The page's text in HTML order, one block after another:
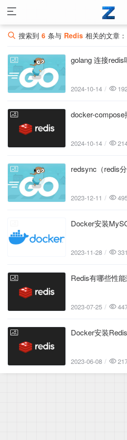
搜索到 6 条与 Redis 相关的文章：
2024-10-14
golang 连接redis
2024-10-14
2024-10-14
docker-
2024-10-14
2023-12-11
redsync（redis分
2023-12-11
2023-11-28
Docker安装
2023-11-28
2023-07-25
Redis有哪些性
2023-07-25
2023-06-08
Docker安装Redis
2023-06-08